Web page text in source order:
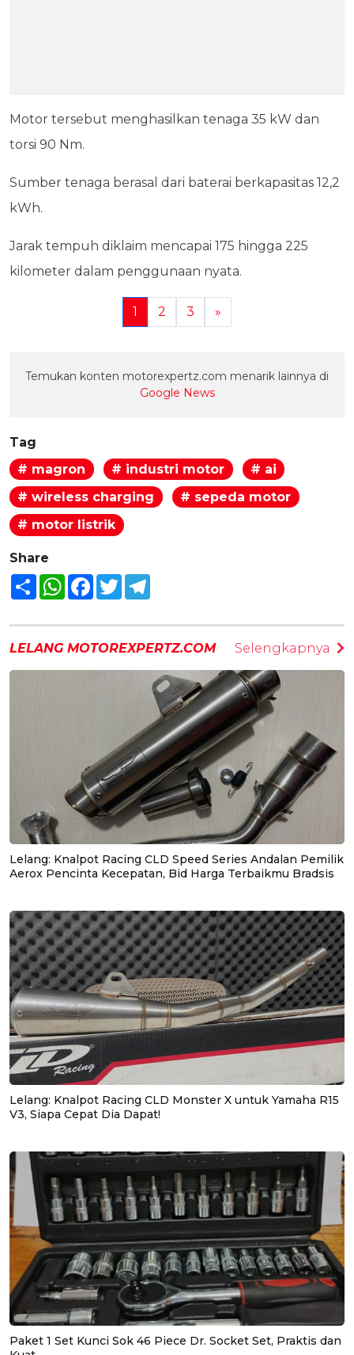
Motor tersebut menghasilkan tenaga 35 kW dan
torsi 90 Nm.
Sumber tenaga berasal dari baterai berkapasitas 12,2
kWh.
Jarak tempuh diklaim mencapai 175 hingga 225
kilometer dalam penggunaan nyata.
1 2 3 »
Temukan konten motorexpertz.com menarik lainnya di
Google News
Tag
# magron
# industri motor
# ai
# wireless charging
# sepeda motor
# motor listrik
Share
Share WhatsAppFacebook
Twitter
LELANG MOTOREXPERTZ.COM Selengkapnya
Lelang: Knalpot Racing CLD Speed Series Andalan Pemilik
Aerox Pencinta Kecepatan, Bid Harga Terbaikmu Bradsis
Lelang: Knalpot Racing CLD Monster X untuk Yamaha R15
V3, Siapa Cepat Dia Dapat!
Paket 1 Set Kunci Sok 46 Piece Dr. Socket Set, Praktis dan